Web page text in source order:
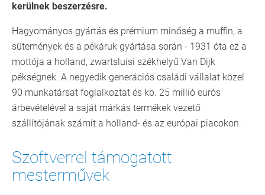
kerülnek beszerzésre.
Hagyományos gyártás és prémium minőség a muffin, a
sütemények és a pékáruk gyártása során - 1931 óta ez a
mottója a holland, zwartsluisi székhelyű Van Dijk
pékségnek. A negyedik generációs családi vállalat közel
90 munkatársat foglalkoztat és kb. 25 millió eurós
árbevételével a saját márkás termékek vezető
szállítójának számít a holland- és az európai piacokon.
Szoftverrel támogatott
mesterművek